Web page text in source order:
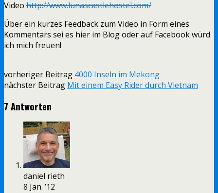
Video http://www.lunascastlehostel.com/
Über ein kurzes Feedback zum Video in Form eines
Kommentars sei es hier im Blog oder auf Facebook würd
ich mich freuen!
vorheriger Beitrag 4000 Inseln im Mekong
nächster Beitrag Mit einem Easy Rider durch Vietnam
7 Antworten
daniel rieth
8 Jan. ’12